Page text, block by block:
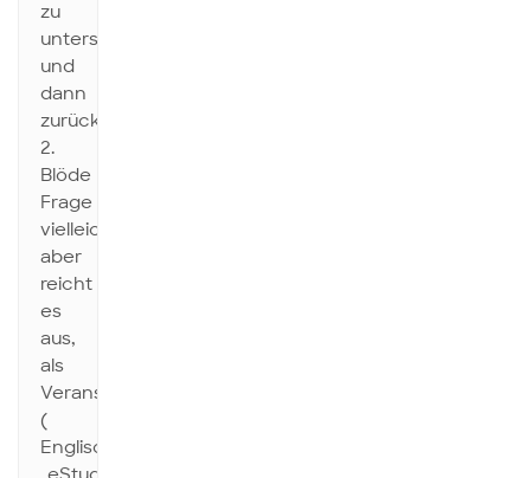
zu
unterschreiben
und
dann
zurückzuschicken?
2.
Blöde
Frage
vielleicht,
aber
reicht
es
aus,
als
Veranstaltungstitel
(
Englisch)